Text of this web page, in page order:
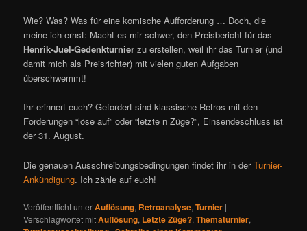
Wie? Was? Was für eine komische Aufforderung … Doch, die
meine ich ernst: Macht es mir schwer, den Preisbericht für das
Henrik-Juel-Gedenkturnier zu erstellen, weil ihr das Turnier (und
damit mich als Preisrichter) mit vielen guten Aufgaben
überschwemmt!
Ihr erinnert euch? Gefordert sind klassische Retros mit den
Forderungen “löse auf” oder “letzte n Züge?”, Einsendeschluss ist
der 31. August.
Die genauen Ausschreibungsbedingungen findet ihr in derTurnier-
Ankündigung. Ich zähle auf euch!
Veröffentlicht unterAuflösung, Retroanalyse,Turnier |
Verschlagwortet mitAuflösung, Letzte Züge?,Thematurnier,